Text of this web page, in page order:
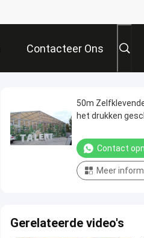
Contacteer Ons
50m
het drukken
Contact
Meer
Gerelateerde video's